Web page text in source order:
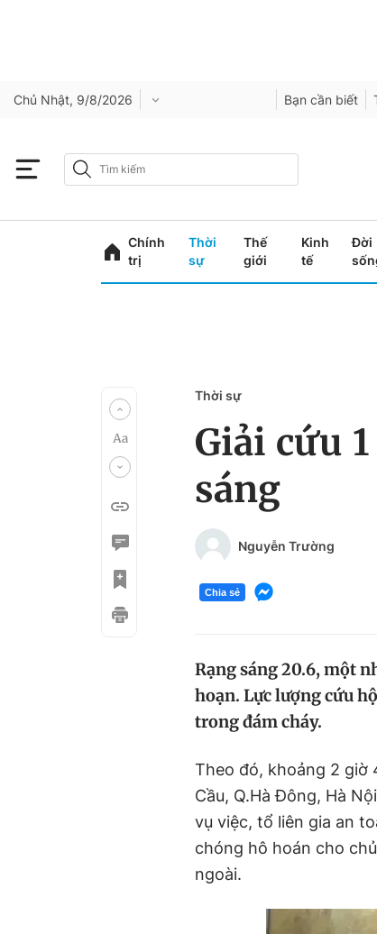
Chủ Nhật, 9/8/2026 Bạn cần biết
Chính
trị
Thời
sự
Thế
giới
Kinh
tế
Đời
Thời sự
Giải cứu
sáng
Nguyễn Trường
Chia sẻ
Rạng sáng 20.6, một
hoạn. Lực lượng cứu
trong đám cháy.
Theo đó, khoảng 2 giờ
Cầu, Q.Hà Đông, Hà
vụ việc, tổ liên gia an
chóng hô hoán cho
ngoài.